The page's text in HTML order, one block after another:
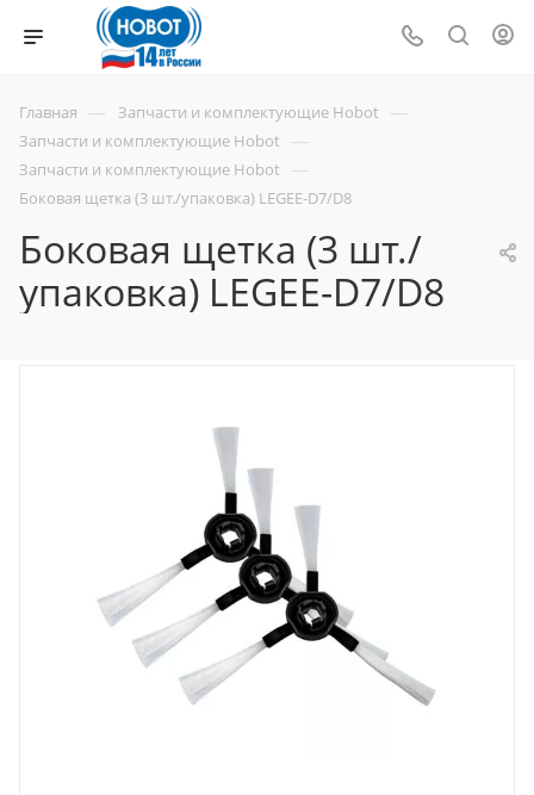
Главная — Запчасти и комплектующие Hobot —
Запчасти и комплектующие Hobot —
Запчасти и комплектующие Hobot —
Боковая щетка (3 шт./упаковка) LEGEE-D7/D8
Боковая щетка (3 шт./
упаковка) LEGEE-D7/D8